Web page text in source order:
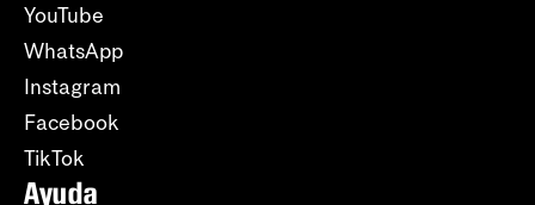
YouTube
WhatsApp
Instagram
Facebook
TikTok
Ayuda